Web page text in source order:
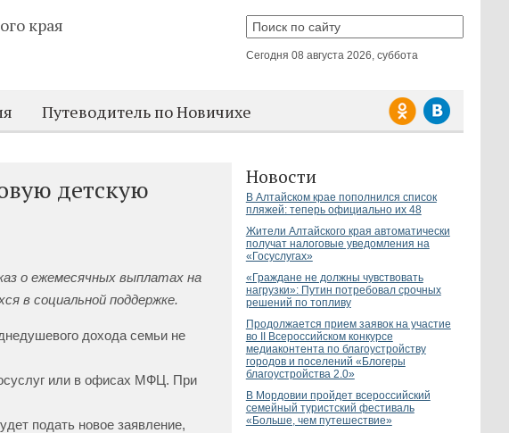
края
Сегодня 08 августа 2026, суббота
Путеводитель по Новичихе
Новости
В Алтайском крае пополнился список
пляжей: теперь официально их 48
Жители Алтайского края автоматически
получат налоговые уведомления на
«Госуслугах»
«Граждане не должны чувствовать
нагрузки»: Путин потребовал срочных
решений по топливу
Продолжается прием заявок на участие
во II Всероссийском конкурсе
медиаконтента по благоустройству
городов и поселений «Блогеры
благоустройства 2.0»
В Мордовии пройдет всероссийский
семейный туристский фестиваль
«Больше, чем путешествие»
детскую
о ежемесячных выплатах на
в социальной поддержке.
дохода семьи не
или в офисах МФЦ. При
подать новое заявление,